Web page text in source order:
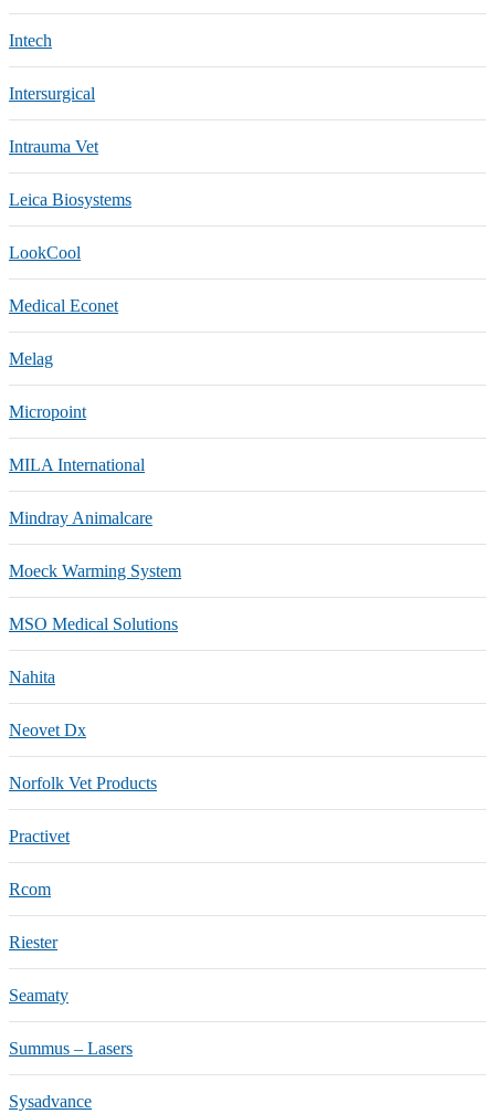
Intech
Intersurgical
Intrauma Vet
Leica Biosystems
LookCool
Medical Econet
Melag
Micropoint
MILA International
Mindray Animalcare
Moeck Warming System
MSO Medical Solutions
Nahita
Neovet Dx
Norfolk Vet Products
Practivet
Rcom
Riester
Seamaty
Summus – Lasers
Sysadvance